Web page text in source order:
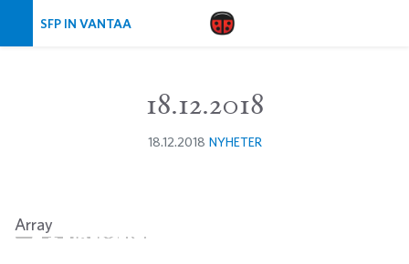
SFP IN VANTAA
18.12.2018
18.12.2018 NYHETER
Array